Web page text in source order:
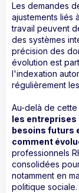
Les demandes
ajustements liés
travail peuvent
des systèmes
précision des
évolution est
l'indexation
régulièrement
Au-delà de cette
les
besoins futurs
comment
professionnels
consolidées
notamment en
politique sociale.